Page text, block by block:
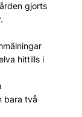
gjorts
hittills i
bara två